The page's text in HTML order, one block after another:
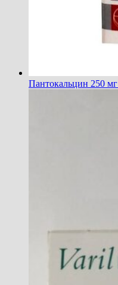
Пантокальцин 250 мг